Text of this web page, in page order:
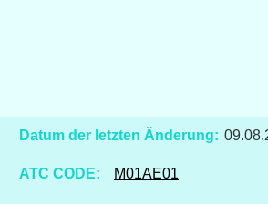
Datum der letzten Änderung:
ATC CODE: M01AE01